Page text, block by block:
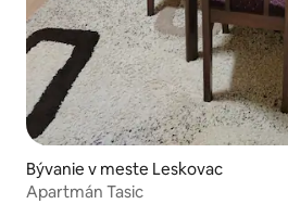
Bývanie v meste Leskovac
Apartmán Tasic